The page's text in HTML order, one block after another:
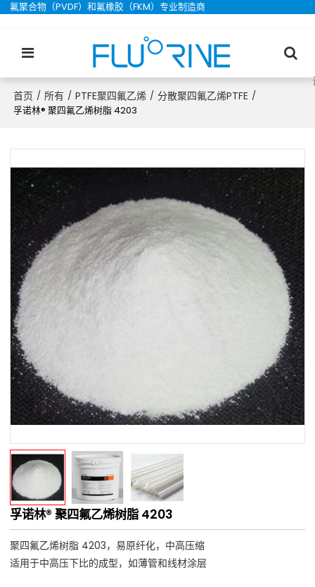
氟聚合物（PVDF）和氟橡胶（FKM）专业制造商
首页 / 所有 / PTFE聚四氟乙烯 / 分散聚四氟乙烯PTFE /
孚诺林® 聚四氟乙烯树脂 4203
孚诺林® 聚四氟乙烯树脂 4203
聚四氟乙烯树脂 4203，易原纤化，中高压缩
适用于中高压下比的成型，如薄管和线材涂层